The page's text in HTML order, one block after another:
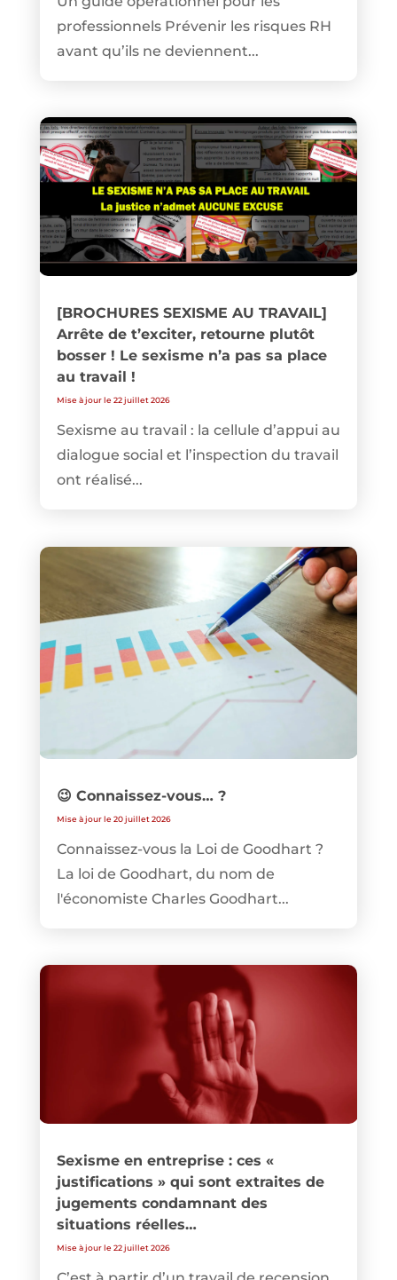
professionnels Prévenir les risques RH
avant qu’ils ne deviennent...
[BROCHURES SEXISME AU TRAVAIL]
Arrête de t’exciter, retourne plutôt
bosser ! Le sexisme n’a pas sa place
au travail !
Mise à jour le 22 juillet 2026
Sexisme au travail : la cellule d’appui au
dialogue social et l’inspection du travail
ont réalisé...
😉 Connaissez-vous… ?
Mise à jour le 20 juillet 2026
Connaissez-vous la Loi de Goodhart ?
La loi de Goodhart, du nom de
l'économiste Charles Goodhart...
Sexisme en entreprise : ces «
justifications » qui sont extraites de
jugements condamnant des
situations réelles…
Mise à jour le 22 juillet 2026